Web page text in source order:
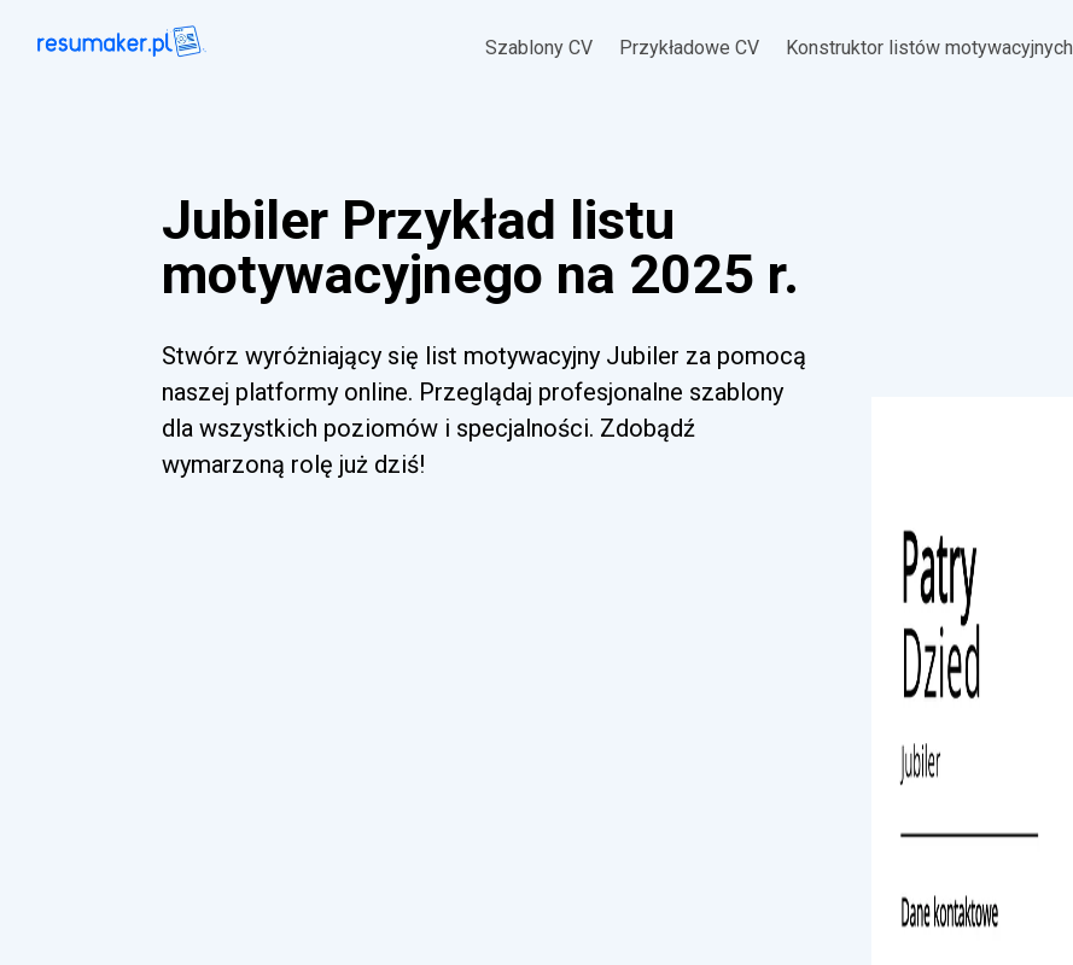
Szablony CV Przykładowe CV Konstruktor listów motywacyjnych
Jubiler Przykład listu
motywacyjnego na 2025 r.
Stwórz wyróżniający się list motywacyjny Jubiler za pomocą
naszej platformy online. Przeglądaj profesjonalne szablony
dla wszystkich poziomów i specjalności. Zdobądź
wymarzoną rolę już dziś!